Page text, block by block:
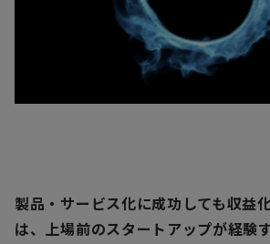
製品・サービス化に成功しても収益
は、上場前のスタートアップが経験